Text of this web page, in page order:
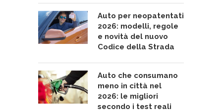
Auto per neopatentati
2026: modelli, regole
e novità del nuovo
Codice della Strada
Auto che consumano
meno in città nel
2026: le migliori
secondo i test reali